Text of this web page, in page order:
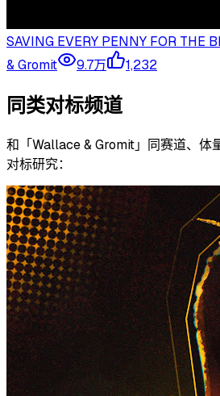
SAVING EVERY PENNY FOR THE
& Gromit
9.7万 1,232
同类对标频道
和「Wallace & Gromit」同赛道、体
对标研究：